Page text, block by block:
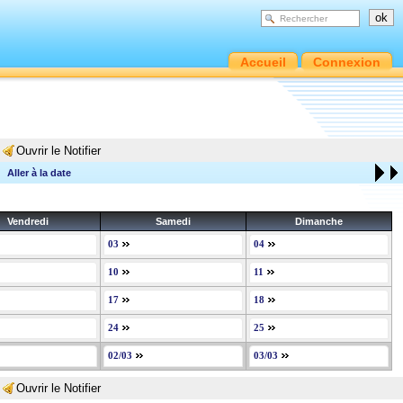
Accueil Connexion
Ouvrir le Notifier
Aller à la date
Vendredi Samedi Dimanche
03 04
10 11
17 18
24 25
02/03 03/03
Ouvrir le Notifier